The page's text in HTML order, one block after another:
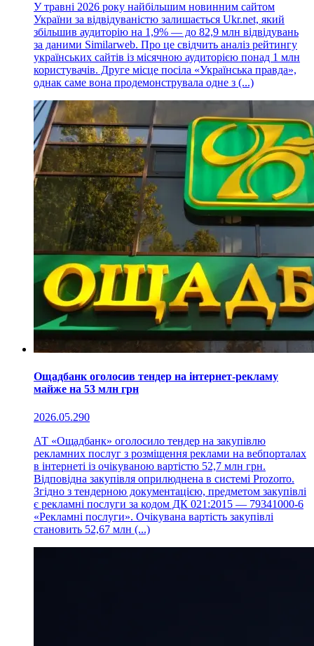
У травні 2026 року найбільшим новинним сайтом
України за відвідуваністю залишається Ukr.net, який
збільшив аудиторію на 1,9% — до 82,9 млн відвідувань
за даними Similarweb. Про це свідчить аналіз рейтингу
українських сайтів із місячною аудиторією понад 1 млн
користувачів. Друге місце посіла «Українська правда»,
однак саме вона продемонструвала одне з (...)
Ощадбанк оголосив тендер на інтернет-рекламу
майже на 53 млн грн
2026.05.290
АТ «Ощадбанк» оголосило тендер на закупівлю
рекламних послуг з розміщення реклами на вебпорталах
в інтернеті із очікуваною вартістю 52,7 млн грн.
Відповідна закупівля оприлюднена в системі Prozorro.
Згідно з тендерною документацією, предметом закупівлі
є рекламні послуги за кодом ДК 021:2015 — 79341000-6
«Рекламні послуги». Очікувана вартість закупівлі
становить 52,67 млн (...)